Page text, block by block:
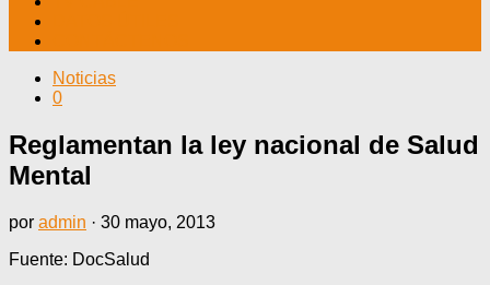
Noticias
0
Reglamentan la ley nacional de Salud
Mental
por admin · 30 mayo, 2013
Fuente: DocSalud